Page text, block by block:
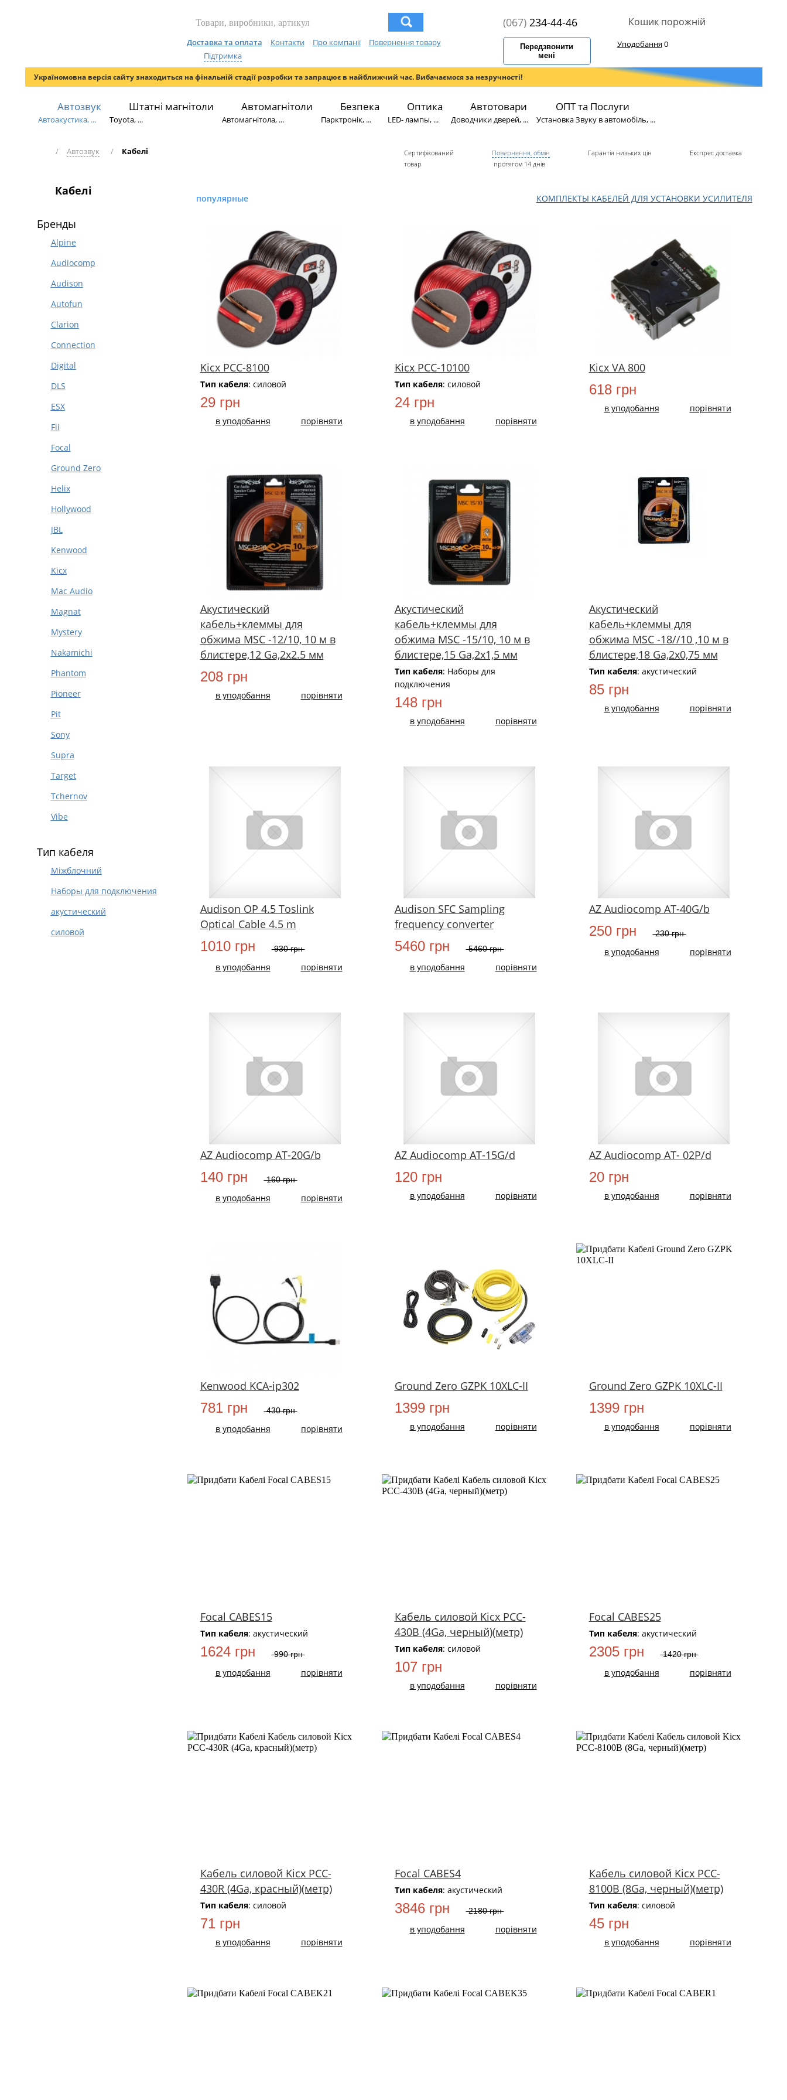
Доставка та оплата Контакти Про компанії
Повернення товару
Підтримка
(067)234-44-46
Передзвонити
мені
Кошик порожній
Уподобання0
Україномовна версія сайту знаходиться на фінальній стадії розробки та запрацює в найближчий час. Вибачаємося за незручності!
Автозвук
Автоакустика, ...
Штатні магнітоли
Toyota, ...
Автомагнітоли
Автомагнітола, ...
Безпека
Парктронік, ...
Оптика
LED- лампы, ...
Автотовари
Доводчики дверей, ...
ОПТ та Послуги
Установка Звуку в автомобіль, ...
/ Автозвук / Кабелі
Сертифікований
товар
Повернення, обмін
протягом 14 днів
Гарантія низьких цін Експрес доставка
Кабелі
Бренды
Alpine
Audiocomp
Audison
Autofun
Clarion
Connection
Digital
DLS
ESX
Fli
Focal
Ground Zero
Helix
Hollywood
JBL
Kenwood
Kicx
Mac Audio
Magnat
Mystery
Nakamichi
Phantom
Pioneer
Pit
Sony
Supra
Target
Tchernov
Vibe
Тип кабеля
Міжблочний
Наборы для подключения
акустический
силовой
популярные КОМПЛЕКТЫ КАБЕЛЕЙ ДЛЯ УСТАНОВКИ УСИЛИТЕЛЯ
Kicx PCC-8100
Тип кабеля: силовой
29 грн
в уподобання порівняти
Kicx PCC-10100
Тип кабеля: силовой
24 грн
в уподобання порівняти
Kicx VA 800
618 грн
в уподобання порівняти
Акустический
кабель+клеммы для
обжима MSC -12/10, 10 м в
блистере,12 Ga,2х2.5 мм
208 грн
в уподобання порівняти
Акустический
кабель+клеммы для
обжима MSC -15/10, 10 м в
блистере,15 Ga,2х1,5 мм
Тип кабеля: Наборы для
подключения
148 грн
в уподобання порівняти
Акустический
кабель+клеммы для
обжима MSC -18//10 ,10 м в
блистере,18 Ga,2х0,75 мм
Тип кабеля: акустический
85 грн
в уподобання порівняти
Audison OP 4.5 Toslink
Optical Cable 4.5 m
1010 грн 930 грн
в уподобання порівняти
Audison SFC Sampling
frequency converter
5460 грн 5460 грн
в уподобання порівняти
AZ Audiocomp AT-40G/b
250 грн 230 грн
в уподобання порівняти
AZ Audiocomp AT-20G/b
140 грн 160 грн
в уподобання порівняти
AZ Audiocomp AT-15G/d
120 грн
в уподобання порівняти
AZ Audiocomp AT- 02P/d
20 грн
в уподобання порівняти
Kenwood KCA-ip302
781 грн 430 грн
в уподобання порівняти
Ground Zero GZPK 10XLC-II
1399 грн
в уподобання порівняти
Ground Zero GZPK 10XLC-II
1399 грн
в уподобання порівняти
Focal CABES15
Тип кабеля: акустический
1624 грн 990 грн
в уподобання порівняти
Кабель силовой Kicx PCC-
430B (4Ga, черный)(метр)
Тип кабеля: силовой
107 грн
в уподобання порівняти
Focal CABES25
Тип кабеля: акустический
2305 грн 1420 грн
в уподобання порівняти
Кабель силовой Kicx PCC-
430R (4Ga, красный)(метр)
Тип кабеля: силовой
71 грн
в уподобання порівняти
Focal CABES4
Тип кабеля: акустический
3846 грн 2180 грн
в уподобання порівняти
Кабель силовой Kicx PCC-
8100B (8Ga, черный)(метр)
Тип кабеля: силовой
45 грн
в уподобання порівняти